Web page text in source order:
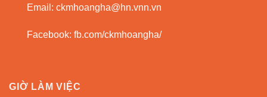
Email: ckmhoangha@hn.vnn.vn
Facebook: fb.com/ckmhoangha/
GIỜ LÀM VIỆC